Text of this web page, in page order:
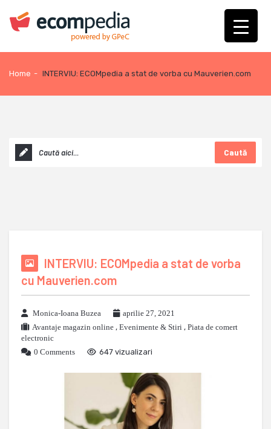
Home - INTERVIU: ECOMpedia a stat de vorba cu Mauverien.com
Caută
INTERVIU: ECOMpedia a stat de vorba
cu Mauverien.com
Monica-Ioana Buzea
aprilie 27, 2021
Avantaje magazin online , Evenimente & Stiri , Piata de comert
electronic
0 Comments
647 vizualizari